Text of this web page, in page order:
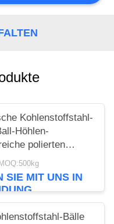
Kohlenstoffstahl-
Höhlen-
polierten
SIE MIT UNS IN
Bälle